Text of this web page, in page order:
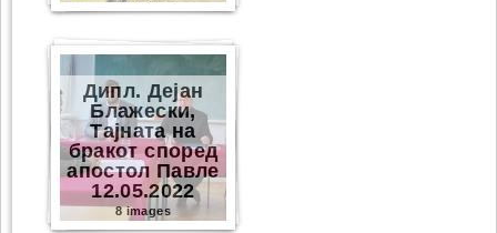
Дипл. Дејан
Блажески,
Тајната на
бракот според
апостол Павле
12.05.2022
8 images